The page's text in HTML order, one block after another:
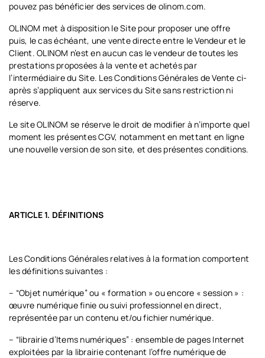
pouvez pas bénéficier des services de olinom.com.
OLINOM met à disposition le Site pour proposer une offre
puis, le cas échéant, une vente directe entre le Vendeur et le
Client. OLINOM n’est en aucun cas le vendeur de toutes les
prestations proposées à la vente et achetés par
l’intermédiaire du Site. Les Conditions Générales de Vente ci-
après s’appliquent aux services du Site sans restriction ni
réserve.
Le site OLINOM se réserve le droit de modifier à n’importe quel
moment les présentes CGV, notamment en mettant en ligne
une nouvelle version de son site, et des présentes conditions.
ARTICLE 1. DÉFINITIONS
Les Conditions Générales relatives à la formation comportent
les définitions suivantes :
– “Objet numérique” ou « formation » ou encore « session » :
œuvre numérique finie ou suivi professionnel en direct,
représentée par un contenu et/ou fichier numérique.
– “librairie d’Items numériques” : ensemble de pages Internet
exploitées par la librairie contenant l’offre numérique de